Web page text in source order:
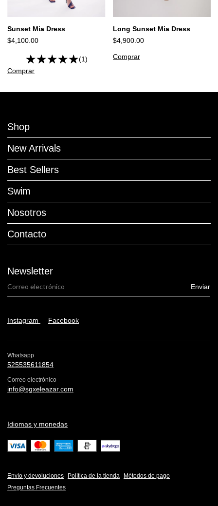
Sunset Mia Dress
$4,100.00
(1)
Comprar
Long Sunset Mia Dress
$4,900.00
Comprar
Shop
New Arrivals
Best Sellers
Swim
Nosotros
Contacto
Newsletter
Instagram Facebook
Whatsapp
525535611854
Correo electrónico
info@sgxeleazar.com
Idiomas y monedas
Envío y devoluciones Política de la tienda
Métodos de pago
Preguntas Frecuentes